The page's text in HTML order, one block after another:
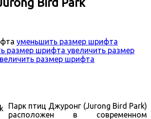
Bird Park
уменьшить размер шрифта
увеличить размер
Парк птиц Джуронг (Jurong Bird Park)
расположен в современном